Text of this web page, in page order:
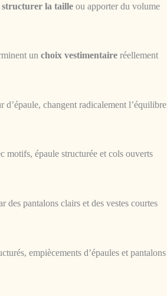
structurer la taille ou apporter du volume
un choix vestimentaire réellement
changent radicalement l’équilibre
motifs, épaule structurée et cols ouverts
des pantalons clairs et des vestes courtes
empiècements d’épaules et pantalons